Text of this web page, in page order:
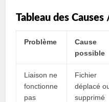
Tableau des
Problème
Cause
possible
Liaison ne
fonctionne
pas
Fichier
déplacé
supprimé